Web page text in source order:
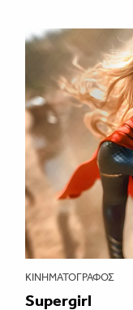
ΚΙΝΗΜΑΤΟΓΡΆΦΟΣ
Supergirl